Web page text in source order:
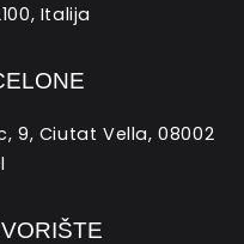
Italija
9, Ciutat Vella, 08002